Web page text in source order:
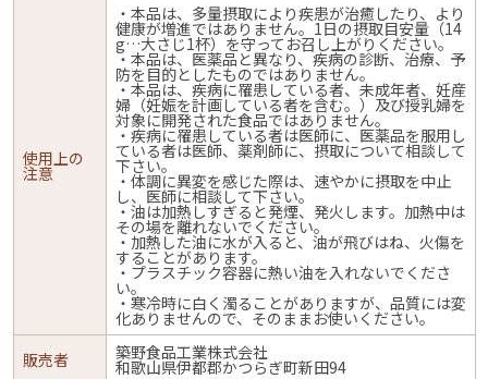
使用上の
注意
・本品は、多量摂取により疾患が治癒したり、より
健康が増進ではありません。1日の摂取目安量（14
g…大さじ1杯）を守ってお召し上がりください。
・本品は、医薬品と異なり、疾病の診断、治療、予
防を目的としたものではありません。
・本品は、疾病に罹患している者、未成年者、妊産
婦（妊娠を計画している者を含む。）及び授乳婦を
対象に開発された食品ではありません。
・疾病に罹患している者は医師に、医薬品を服用し
ている者は医師、薬剤師に、摂取について相談して
下さい。
・体調に異変を感じた際は、速やかに摂取を中止
し、医師に相談して下さい。
・油は加熱しすぎると発煙、発火します。加熱中は
その場を離れないでください。
・加熱した油に水が入ると、油が飛びはね、火傷を
することがあります。
・プラスチック容器に熱い油を入れないでくださ
い。
・寒冷時に白く濁ることがありますが、品質には変
化ありませんので、そのままお使いください。
販売者
築野食品工業株式会社
和歌山県伊都郡かつらぎ町新田94